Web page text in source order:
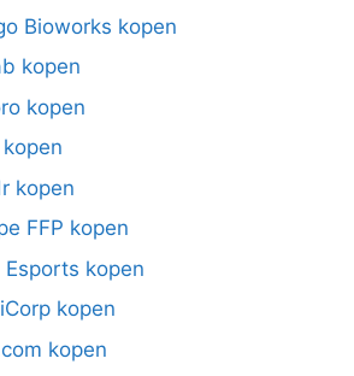
Bioworks kopen
kopen
kopen
kopen
FFP kopen
kopen
kopen
kopen